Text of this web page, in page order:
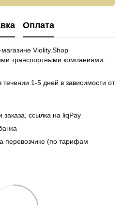
Оплата
магазине Violity.Shop
транспортными компаниями:
течении 1-5 дней в зависимости от
ссылка на liqPay
перевозчике (по тарифам